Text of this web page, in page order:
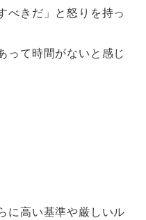
べきだ」と怒りを持っ
って時間がないと感じ
に高い基準や厳しいル